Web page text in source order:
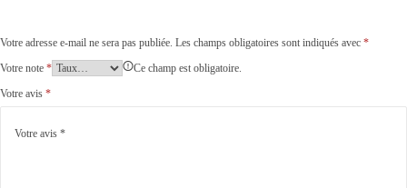
Votre adresse e-mail ne sera pas publiée. Les champs obligatoires sont indiqués avec *
Votre note *
Ce champ est obligatoire.
Votre avis *